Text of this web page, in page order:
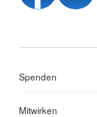
Spenden
Mitwirken